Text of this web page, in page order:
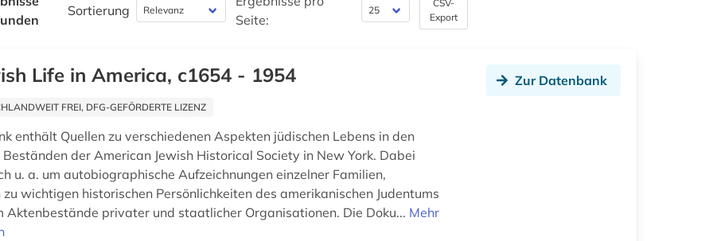
Sortierung
Seite:
CSV-
Export
Life in America, c1654 - 1954
FREI, DFG-GEFÖRDERTE LIZENZ
enthält Quellen zu verschiedenen Aspekten jüdischen Lebens in den
Beständen der American Jewish Historical Society in New York. Dabei
u. a. um autobiographische Aufzeichnungen einzelner Familien,
zu wichtigen historischen Persönlichkeiten des amerikanischen Judentums
Aktenbestände privater und staatlicher Organisationen. Die Doku... Mehr
Zur Datenbank